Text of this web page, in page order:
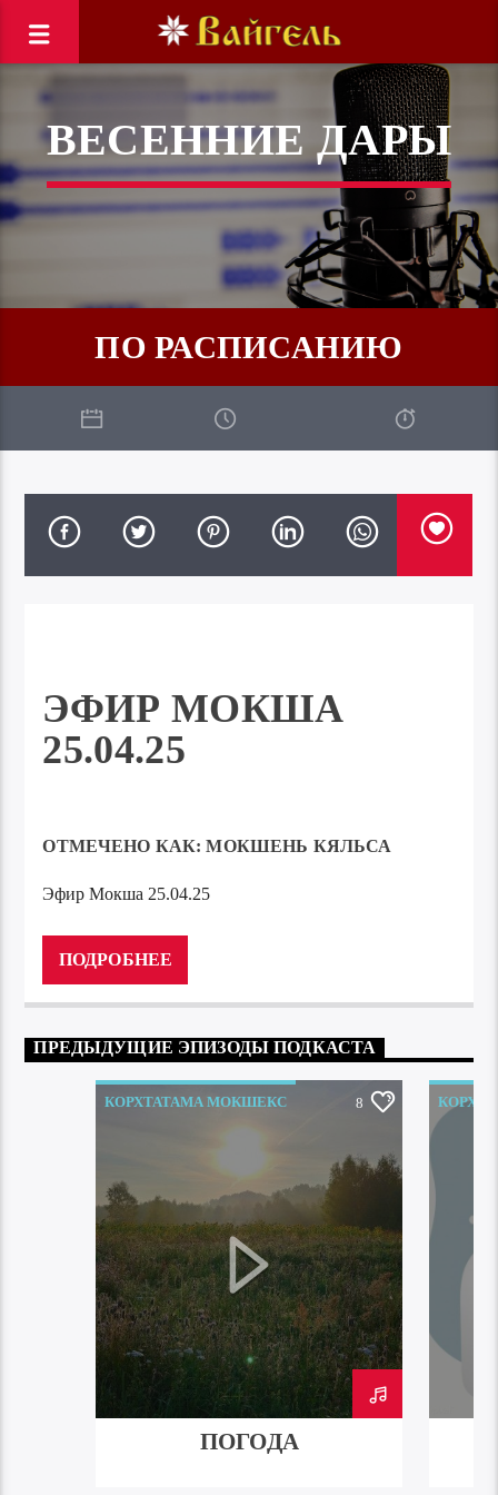
ВЕСЕННИЕ ДАРЫ
ПО РАСПИСАНИЮ
ЭФИР МОКША
25.04.25
ОТМЕЧЕНО КАК:МОКШЕНЬ КЯЛЬСА
Эфир Мокша 25.04.25
ПОДРОБНЕЕ
ПРЕДЫДУЩИЕ ЭПИЗОДЫ ПОДКАСТА
КОРХТАТАМА МОКШЕКС 8
ПОГОДА